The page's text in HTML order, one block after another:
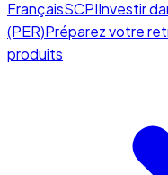
FrançaisSCPIInvestir
(PER)Préparez votre
produits